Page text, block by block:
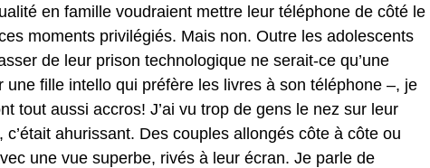
en famille voudraient mettre leur téléphone de côté le
moments privilégiés. Mais non. Outre les adolescents
de leur prison technologique ne serait-ce qu’une
une fille intello qui préfère les livres à son téléphone –, je
tout aussi accros! J’ai vu trop de gens le nez sur leur
ahurissant. Des couples allongés côte à côte ou
une vue superbe, rivés à leur écran. Je parle de